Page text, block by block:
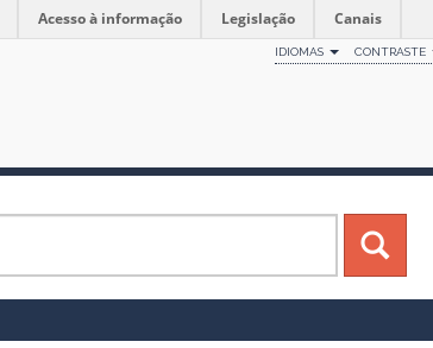
Acesso à informação Legislação Canais
IDIOMAS CONTRASTE